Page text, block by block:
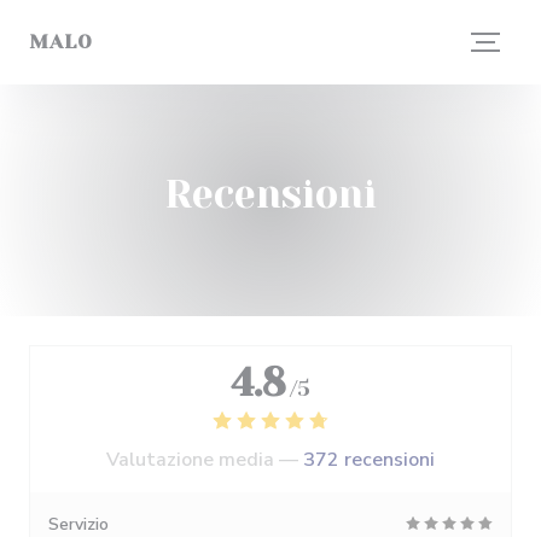
MALO
Recensioni
4.8 /5
Valutazione media — 372 recensioni
Servizio